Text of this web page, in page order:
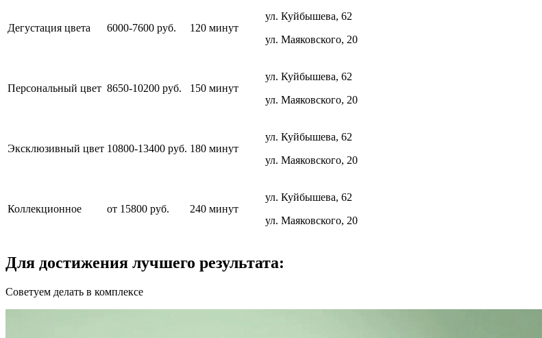
Дегустация цвета 6000-7600 руб. 120 минут
ул. Куйбышева, 62
ул. Маяковского, 20
Персональный цвет 8650-10200 руб. 150 минут
ул. Куйбышева, 62
ул. Маяковского, 20
Эксклюзивный цвет 10800-13400 руб. 180 минут
ул. Куйбышева, 62
ул. Маяковского, 20
Коллекционное от 15800 руб. 240 минут
ул. Куйбышева, 62
ул. Маяковского, 20
Для достижения лучшего результата:
Советуем делать в комплексе